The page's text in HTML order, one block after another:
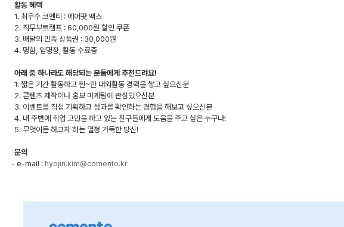
활동 혜택
1. 최우수 코멘티 : 에어팟 맥스
2. 직무부트캠프 : 60,000원 할인 쿠폰
3. 배달의 민족 상품권 : 30,000원
4. 명함, 임명장, 활동 수료증
아래 중 하나라도 해당되는 분들에게 추천드려요!
1. 짧은 기간 활동하고 찐~한 대외활동 경력을 쌓고 싶으신분
2. 콘텐츠 제작이나 홍보 마케팅에 관심있으신분
3. 이벤트를 직접 기획하고 성과를 확인하는 경험을 해보고 싶으신분
4. 내 주변에 취업 고민을 하고 있는 친구들에게 도움을 주고 싶은 누구나!
5. 무엇이든 하고자 하는 열정 가득한 당신!
문의
- e-mail : hyojin.kim@comento.kr